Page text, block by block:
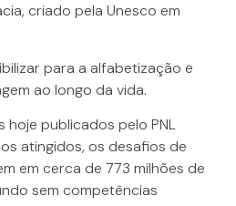
criado pela Unesco em
para a alfabetização e
ao longo da vida.
publicados pelo PNL
atingidos, os desafios de
em cerca de 773 milhões de
sem competências